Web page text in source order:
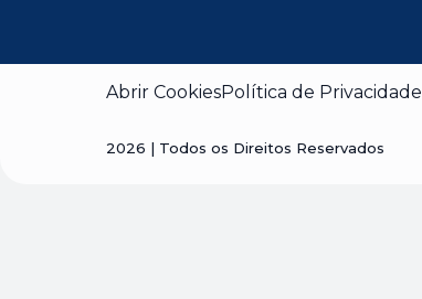
Abrir CookiesPolítica de Privacidade
2026 | Todos os Direitos Reservados